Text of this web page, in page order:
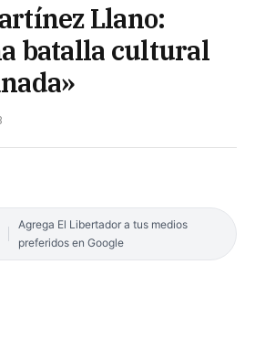
Llano:
batalla cultural
Agrega El Libertador a tus medios
preferidos en Google